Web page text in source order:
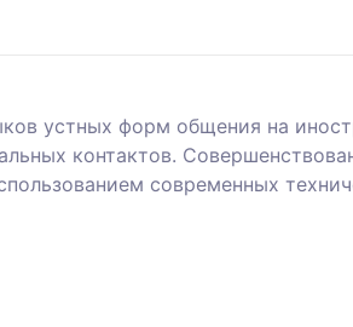
устных форм общения на
контактов.
современных